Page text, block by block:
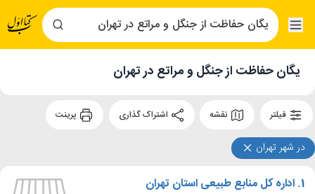
یگان حفاظت از جنگل و مراتع در تهران
فیلتر نقشه
در شهر تهران
1. اداره کل منابع طبیعی استان تهران